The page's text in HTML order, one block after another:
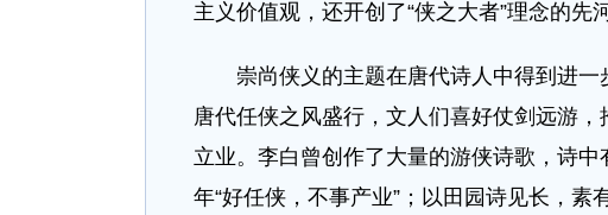
主义价值观，还开创了“侠之大者”理念的先
崇尚侠义的主题在唐代诗人中得到进一
唐代任侠之风盛行，文人们喜好仗剑远游
立业。李白曾创作了大量的游侠诗歌，诗中
年“好任侠，不事产业”；以田园诗见长，素